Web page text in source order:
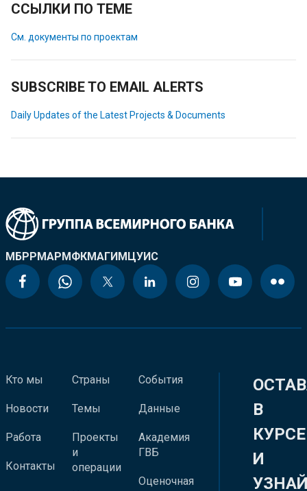
ССЫЛКИ ПО ТЕМЕ
См. документы по проектам
SUBSCRIBE TO EMAIL ALERTS
Daily Updates of the Latest Projects & Documents
МБРРМАРМФКМАГИМЦУИС
Кто мы
Новости
Работа
Контакты
Страны
Темы
Проекты
и
операции
События
Данные
Академия
ГВБ
Оценочная
В
КУРСЕ
И